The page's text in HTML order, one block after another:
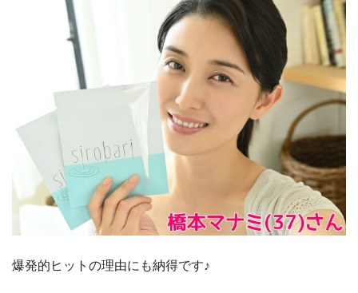
爆発的ヒットの理由にも納得です♪